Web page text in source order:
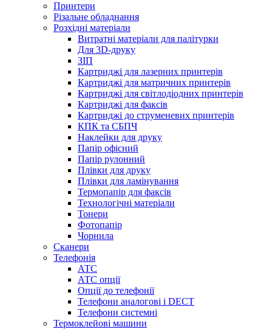
Принтери
Різальне обладнання
Розхідні матеріали
Витратні матеріали для палітурки
Для 3D-друку
ЗІП
Картриджі для лазерних принтерів
Картриджі для матричних принтерів
Картриджі для світлодіодних принтерів
Картриджі для факсів
Картриджі до струменевих принтерів
КПК та СБПЧ
Наклейки для друку
Папір офісний
Папір рулонний
Плівки для друку
Плівки для ламінування
Термопапір для факсів
Технологічні матеріали
Тонери
Фотопапір
Чорнила
Сканери
Телефонія
АТС
АТС опції
Опції до телефонії
Телефони аналогові і DECT
Телефони системні
Термоклейові машини